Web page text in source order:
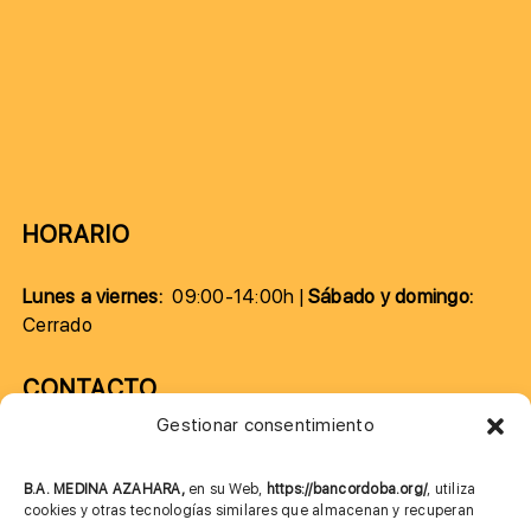
Gestionar consentimiento
B.A. MEDINA AZAHARA, en su Web, https://bancordoba.org/, utiliza
cookies y otras tecnologías similares que almacenan y recuperan
HORARIO
Lunes a viernes:09:00-14:00h |Sábado y domingo:
Cerrado
CONTACTO
685 901 226